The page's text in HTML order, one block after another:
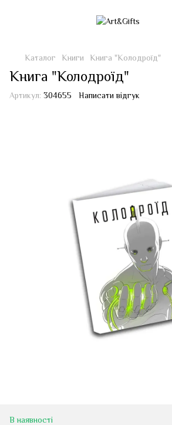
Каталог Книги Книга "Колодроїд"
Книга "Колодроїд"
Артикул: 304655 Написати відгук
В наявності